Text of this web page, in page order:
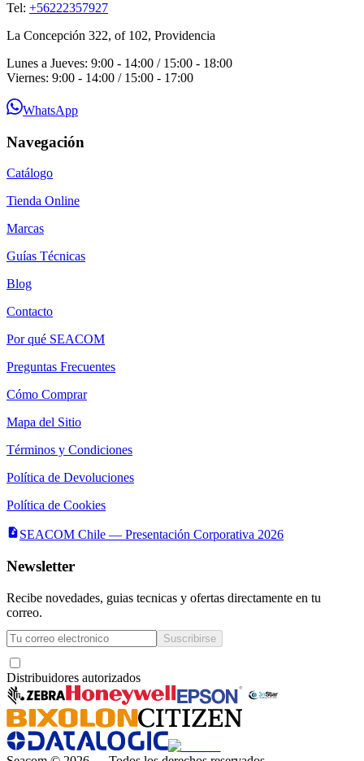
Tel: +56222357927
La Concepción 322, of 102, Providencia
Lunes a Jueves: 9:00 - 14:00 / 15:00 - 18:00
Viernes: 9:00 - 14:00 / 15:00 - 17:00
WhatsApp
Navegación
Catálogo
Tienda Online
Marcas
Guías Técnicas
Blog
Contacto
Por qué SEACOM
Preguntas Frecuentes
Cómo Comprar
Mapa del Sitio
Términos y Condiciones
Política de Devoluciones
Política de Cookies
SEACOM Chile — Presentación Corporativa 2026
Newsletter
Recibe novedades, guias tecnicas y ofertas directamente en tu
correo.
Suscribirse
Distribuidores autorizados